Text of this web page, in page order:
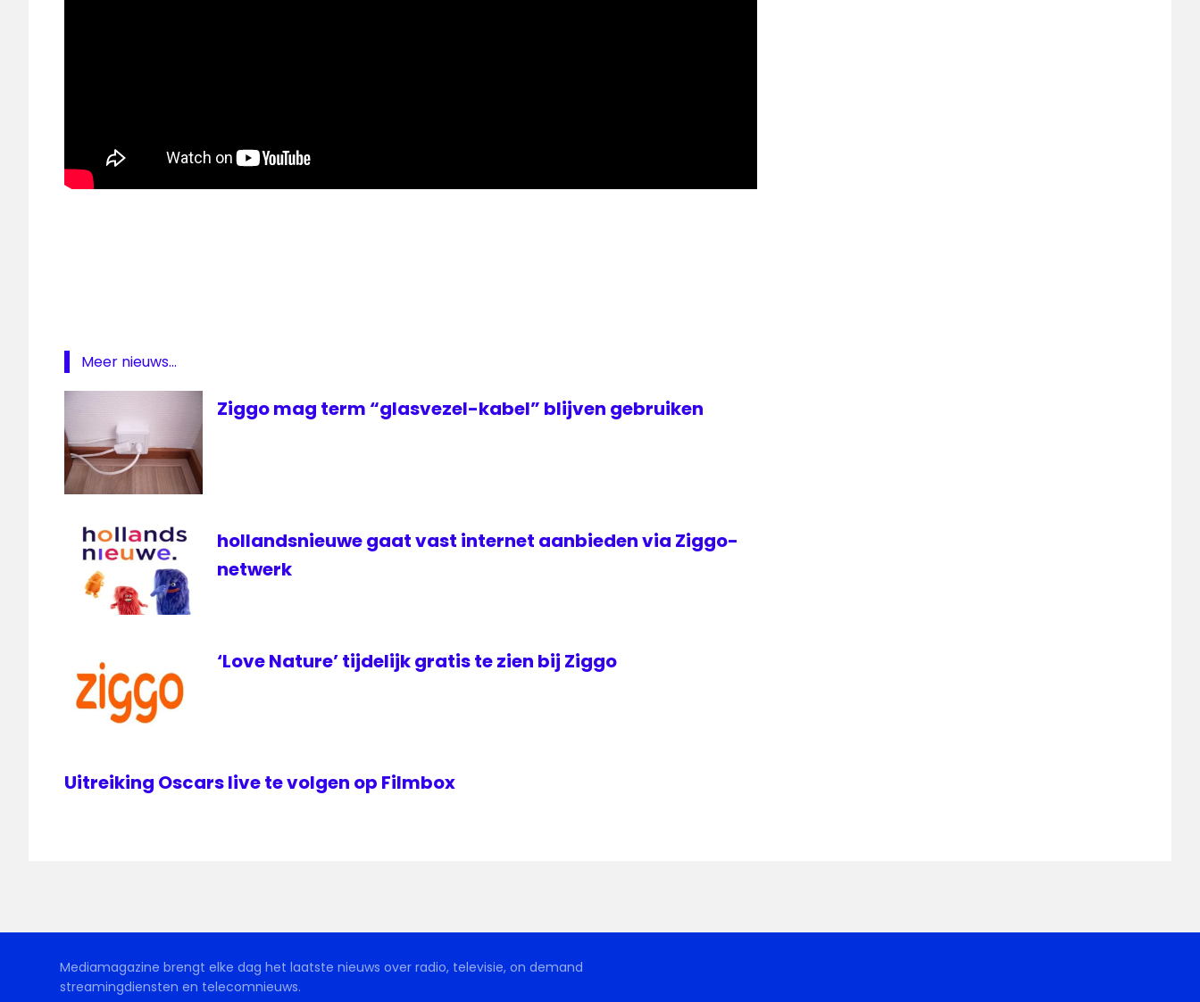
Meer nieuws...
Ziggo mag term “glasvezel-kabel” blijven gebruiken
hollandsnieuwe gaat vast internet aanbieden via Ziggo-
netwerk
‘Love Nature’ tijdelijk gratis te zien bij Ziggo
Uitreiking Oscars live te volgen op Filmbox
Mediamagazine brengt elke dag het laatste nieuws over radio, televisie, on demand
streamingdiensten en telecomnieuws.